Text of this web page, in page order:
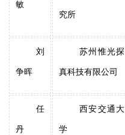
敏
究所
刘
争晖
苏州惟光探
真科技有限公司
任
丹
西安交通大
学